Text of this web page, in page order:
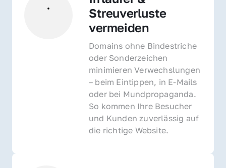
Streuverluste
vermeiden
Domains ohne Bindestriche
oder Sonderzeichen
minimieren Verwechslungen
– beim Eintippen, in E-Mails
oder bei Mundpropaganda.
So kommen Ihre Besucher
und Kunden zuverlässig auf
die richtige Website.